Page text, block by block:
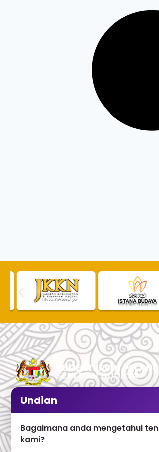
No. 2, Menara 1, Jalan P5/6,
+603 8000 8000
Undian
Bagaimana anda mengetahui
kami?